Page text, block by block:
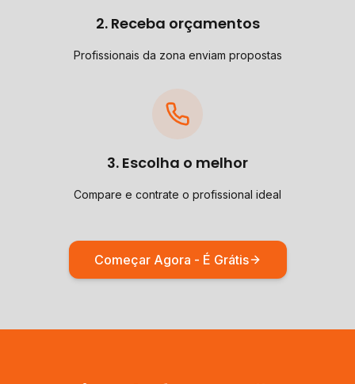
2. Receba orçamentos
Profissionais da zona enviam propostas
3. Escolha o melhor
Compare e contrate o profissional ideal
Começar Agora - É Grátis